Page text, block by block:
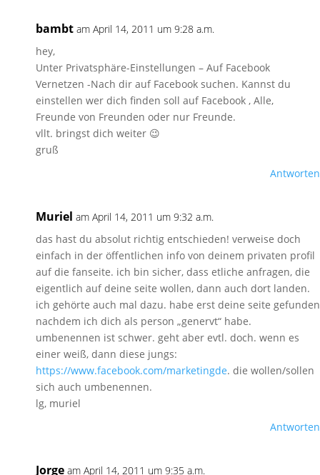
bambt am April 14, 2011 um 9:28 a.m.
hey,
Unter Privatsphäre-Einstellungen – Auf Facebook
Vernetzen -Nach dir auf Facebook suchen. Kannst du
einstellen wer dich finden soll auf Facebook , Alle,
Freunde von Freunden oder nur Freunde.
vllt. bringst dich weiter 😉
gruß
Antworten
Muriel am April 14, 2011 um 9:32 a.m.
das hast du absolut richtig entschieden! verweise doch
einfach in der öffentlichen info von deinem privaten profil
auf die fanseite. ich bin sicher, dass etliche anfragen, die
eigentlich auf deine seite wollen, dann auch dort landen.
ich gehörte auch mal dazu. habe erst deine seite gefunden
nachdem ich dich als person „genervt“ habe.
umbenennen ist schwer. geht aber evtl. doch. wenn es
einer weiß, dann diese jungs:
https://www.facebook.com/marketingde. die wollen/sollen
sich auch umbenennen.
lg, muriel
Antworten
Jorge am April 14, 2011 um 9:35 a.m.